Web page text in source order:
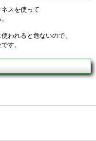
スを使って
われると危ないので、
す。